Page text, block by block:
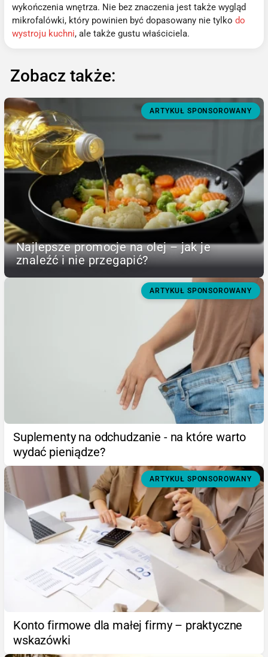
wykończenia wnętrza. Nie bez znaczenia jest także wygląd
mikrofalówki, który powinien być dopasowany nie tylkodo
wystroju kuchni, ale także gustu właściciela.
Zobacz także:
ARTYKUŁ SPONSOROWANY
Najlepsze promocje na olej – jak je
znaleźć i nie przegapić?
ARTYKUŁ SPONSOROWANY
Suplementy na odchudzanie - na które warto
wydać pieniądze?
ARTYKUŁ SPONSOROWANY
Konto firmowe dla małej firmy – praktyczne
wskazówki